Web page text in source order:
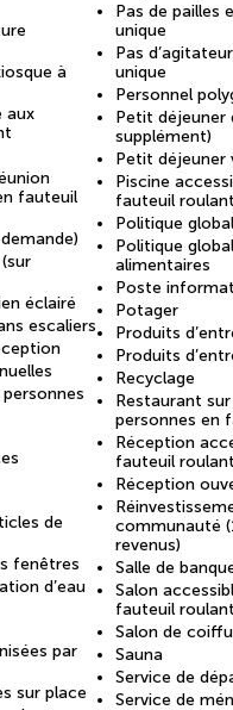
à
aux
fauteuil
éclairé
escaliers
de
fenêtres
d’eau
par
sur place
Pas de pailles
unique
Pas
unique
Personnel
Petit déjeuner
supplément)
Petit déjeuner
Piscine
fauteuil roulant
Politique
Politique
alimentaires
Poste
Potager
Produits
Produits
Recyclage
Restaurant
personnes en
Réception
fauteuil roulant
Réception
communauté
revenus)
Salle de
Salon
fauteuil roulant
Salon de
Sauna
Service de
Service de